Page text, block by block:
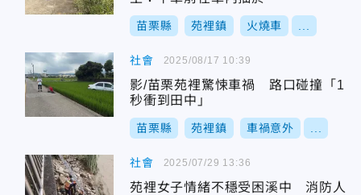
苗栗縣 苑裡鎮 火燒車
社會
影/苗栗苑裡驚悚車禍 路口碰撞「1
秒衝到田中」
苗栗縣 苑裡鎮 車禍意外
2025/08/17 10:39
社會
苑裡女子情緒不穩受困溪中 消防人
2025/07/29 13:36